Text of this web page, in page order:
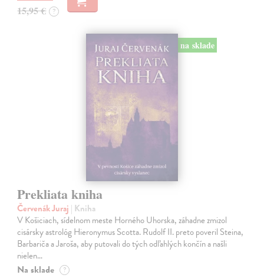
15,95 € ?
na sklade
Prekliata kniha
Červenák Juraj | Kniha
V Košiciach, sídelnom meste Horného Uhorska, záhadne zmizol
cisársky astrológ Hieronymus Scotta. Rudolf II. preto poveril Steina,
Barbariča a Jaroša, aby putovali do tých odľahlých končín a našli
nielen…
Na sklade ?